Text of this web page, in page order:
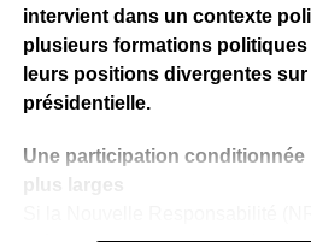
les histoires des gens, souvent
peut dire qu’il est passeur de
personnes souvent méconnues. Il
sénégalaise et montre une autre
Africains partout où il va. Son
du patrimoine africain à travers
intervient dans un contexte
plusieurs formations
leurs positions divergentes
présidentielle.
Une participation conditionnée